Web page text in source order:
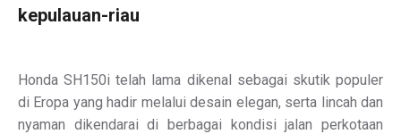
kepulauan-riau
Honda SH150i telah lama dikenal sebagai skutik populer
di Eropa yang hadir melalui desain elegan, serta lincah dan
nyaman dikendarai di berbagai kondisi jalan perkotaan